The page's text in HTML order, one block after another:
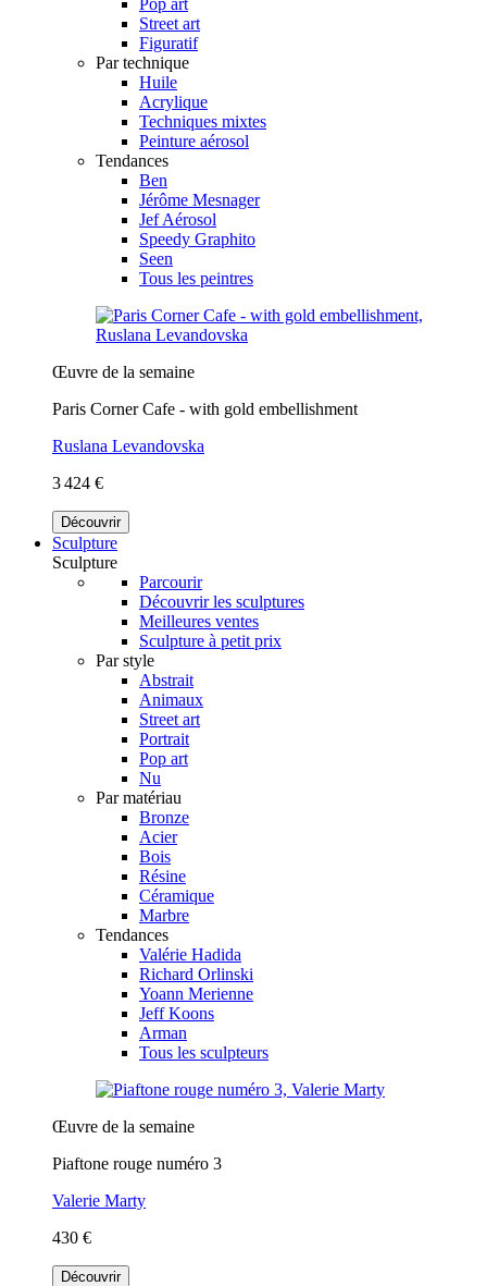
Street art
Figuratif
Par technique
Huile
Acrylique
Techniques mixtes
Peinture aérosol
Tendances
Ben
Jérôme Mesnager
Jef Aérosol
Speedy Graphito
Seen
Tous les peintres
Œuvre de la semaine
Paris Corner Cafe - with gold embellishment
Ruslana Levandovska
3 424 €
Découvrir
Sculpture
Sculpture
Parcourir
Découvrir les sculptures
Meilleures ventes
Sculpture à petit prix
Par style
Abstrait
Animaux
Street art
Portrait
Pop art
Nu
Par matériau
Bronze
Acier
Bois
Résine
Céramique
Marbre
Tendances
Valérie Hadida
Richard Orlinski
Yoann Merienne
Jeff Koons
Arman
Tous les sculpteurs
Œuvre de la semaine
Piaftone rouge numéro 3
Valerie Marty
430 €
Découvrir